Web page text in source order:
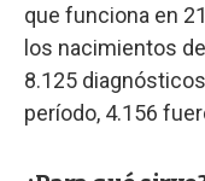
que funciona en
los nacimientos
8.125
período, 4.156